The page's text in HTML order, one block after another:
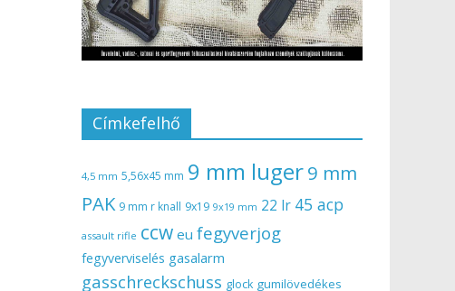
Címkefelhő
4,5 mm 5,56x45 mm 9 mm luger9 mm
PAK 9 mm r knall 9x19 9x19 mm 22 lr 45 acp
assault rifle ccw eu fegyverjog
fegyverviselés gasalarm
gasschreckschuss glock gumilövedékes